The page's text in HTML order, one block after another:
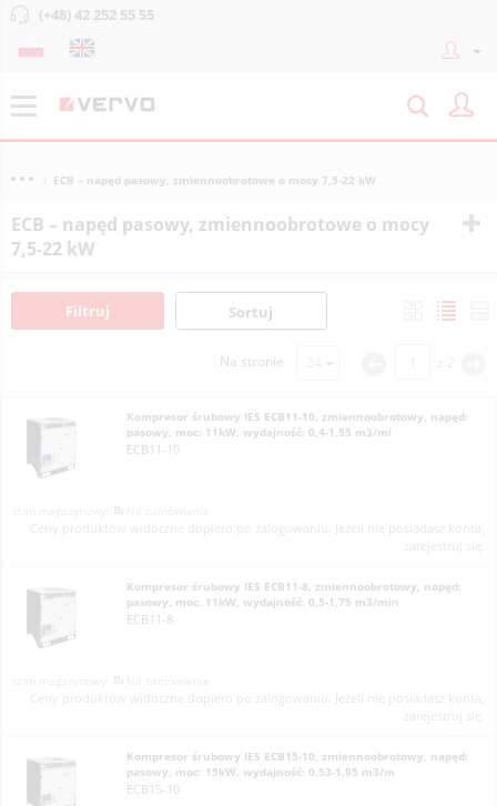
(+48) 42 252 55 55
ECB – napęd pasowy, zmiennoobrotowe o mocy 7,5-22 kW
ECB – napęd pasowy, zmiennoobrotowe o mocy
7,5-22 kW
Filtruj Sortuj
Na stronie
Kompresor śrubowy IES ECB11-10, zmiennoobrotowy, napęd:
pasowy, moc: 11kW, wydajność: 0,4-1,55 m3/mi
ECB11-10
Ceny produktów widoczne dopiero po zalogowaniu. Jeżeli nie posiadasz konta,
zarejestruj się.
Kompresor śrubowy IES ECB11-8, zmiennoobrotowy, napęd:
pasowy, moc: 11kW, wydajność: 0,5-1,75 m3/min
ECB11-8
Ceny produktów widoczne dopiero po zalogowaniu. Jeżeli nie posiadasz konta,
zarejestruj się.
Kompresor śrubowy IES ECB15-10, zmiennoobrotowy, napęd:
pasowy, moc: 15kW, wydajność: 0,53-1,95 m3/m
ECB15-10